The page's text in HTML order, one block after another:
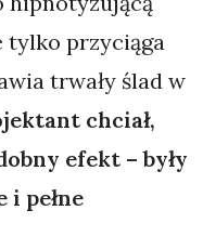
tylko przyciąga
trwały ślad w
chciał,
efekt – były
i pełne